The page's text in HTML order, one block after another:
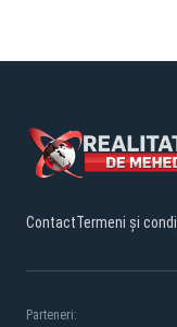
ContactTermeni și
Parteneri: